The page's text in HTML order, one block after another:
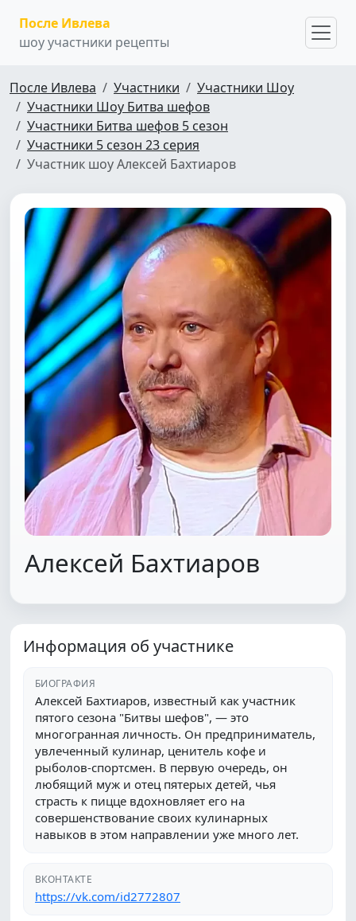
После Ивлева
шоу участники рецепты
После Ивлева Участники
Участники Шоу
Участники Шоу Битва шефов
Участники Битва шефов 5 сезон
Участники 5 сезон 23 серия
Участник шоу Алексей Бахтиаров
Алексей Бахтиаров
Информация об участнике
БИОГРАФИЯ
Алексей Бахтиаров, известный как участник
пятого сезона "Битвы шефов", — это
многогранная личность. Он предприниматель,
увлеченный кулинар, ценитель кофе и
рыболов-спортсмен. В первую очередь, он
любящий муж и отец пятерых детей, чья
страсть к пицце вдохновляет его на
совершенствование своих кулинарных
навыков в этом направлении уже много лет.
ВКОНТАКТЕ
https://vk.com/id2772807